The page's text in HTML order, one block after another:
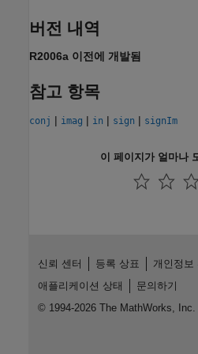
버전 내역
R2006a 이전에 개발됨
참고 항목
conj | imag | in | sign | signIm
이 페이지가 얼마나
신뢰 센터 등록 상표 개인정보
애플리케이션 상태
문의하기
© 1994-2026 The MathWorks, Inc.